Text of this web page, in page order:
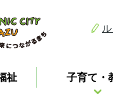
祉 子育て・